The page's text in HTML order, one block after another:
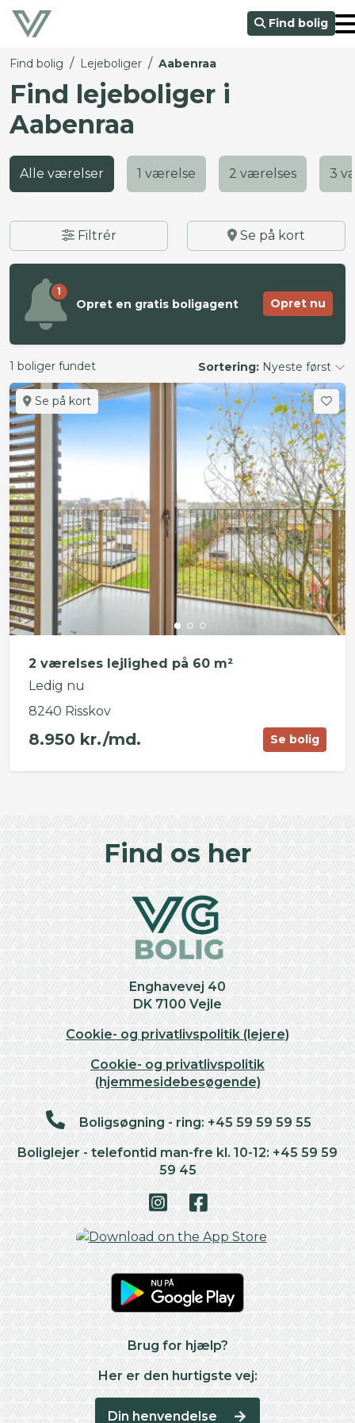
Find bolig
Find bolig / Lejeboliger / Aabenraa
Find lejeboliger i
Aabenraa
Alle værelser 1 værelse 2 værelses 3
Filtrér Se på kort
1
Opret en gratis boligagent Opret nu
1 boliger fundet Sortering: Nyeste først
Se på kort
2 værelses lejlighed på 60 m²
Ledig nu
8240 Risskov
8.950 kr./md. Se bolig
Find os her
Enghavevej 40
DK 7100 Vejle
Cookie- og privatlivspolitik (lejere)
Cookie- og privatlivspolitik
(hjemmesidebesøgende)
Boligsøgning - ring: +45 59 59 59 55
Boliglejer - telefontid man-fre kl. 10-12: +45 59 59
59 45
Brug for hjælp?
Her er den hurtigste vej:
Din henvendelse